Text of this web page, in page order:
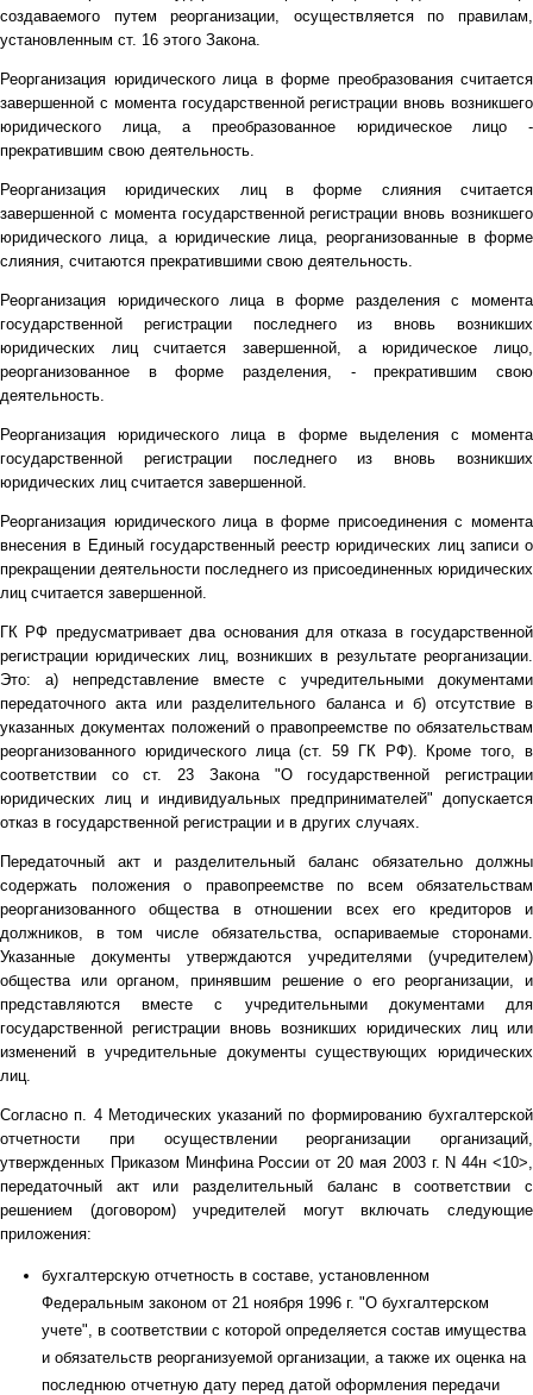
создаваемого путем реорганизации, осуществляется по правилам,
установленным ст. 16 этого Закона.
Реорганизация юридического лица в форме преобразования считается
завершенной с момента государственной регистрации вновь возникшего
юридического лица, а преобразованное юридическое лицо -
прекратившим свою деятельность.
Реорганизация юридических лиц в форме слияния считается
завершенной с момента государственной регистрации вновь возникшего
юридического лица, а юридические лица, реорганизованные в форме
слияния, считаются прекратившими свою деятельность.
Реорганизация юридического лица в форме разделения с момента
государственной регистрации последнего из вновь возникших
юридических лиц считается завершенной, а юридическое лицо,
реорганизованное в форме разделения, - прекратившим свою
деятельность.
Реорганизация юридического лица в форме выделения с момента
государственной регистрации последнего из вновь возникших
юридических лиц считается завершенной.
Реорганизация юридического лица в форме присоединения с момента
внесения в Единый государственный реестр юридических лиц записи о
прекращении деятельности последнего из присоединенных юридических
лиц считается завершенной.
ГК РФ предусматривает два основания для отказа в государственной
регистрации юридических лиц, возникших в результате реорганизации.
Это: а) непредставление вместе с учредительными документами
передаточного акта или разделительного баланса и б) отсутствие в
указанных документах положений о правопреемстве по обязательствам
реорганизованного юридического лица (ст. 59 ГК РФ). Кроме того, в
соответствии со ст. 23 Закона "О государственной регистрации
юридических лиц и индивидуальных предпринимателей" допускается
отказ в государственной регистрации и в других случаях.
Передаточный акт и разделительный баланс обязательно должны
содержать положения о правопреемстве по всем обязательствам
реорганизованного общества в отношении всех его кредиторов и
должников, в том числе обязательства, оспариваемые сторонами.
Указанные документы утверждаются учредителями (учредителем)
общества или органом, принявшим решение о его реорганизации, и
представляются вместе с учредительными документами для
государственной регистрации вновь возникших юридических лиц или
изменений в учредительные документы существующих юридических
лиц.
Согласно п. 4 Методических указаний по формированию бухгалтерской
отчетности при осуществлении реорганизации организаций,
утвержденных Приказом Минфина России от 20 мая 2003 г. N 44н <10>,
передаточный акт или разделительный баланс в соответствии с
решением (договором) учредителей могут включать следующие
приложения:
бухгалтерскую отчетность в составе, установленном
Федеральным законом от 21 ноября 1996 г. "О бухгалтерском
учете", в соответствии с которой определяется состав имущества
и обязательств реорганизуемой организации, а также их оценка на
последнюю отчетную дату перед датой оформления передачи